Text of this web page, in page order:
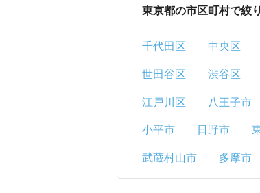
東京都の市区町村で絞
千代田区 中央区
世田谷区 渋谷区
江戸川区 八王子市
小平市 日野市
武蔵村山市 多摩市